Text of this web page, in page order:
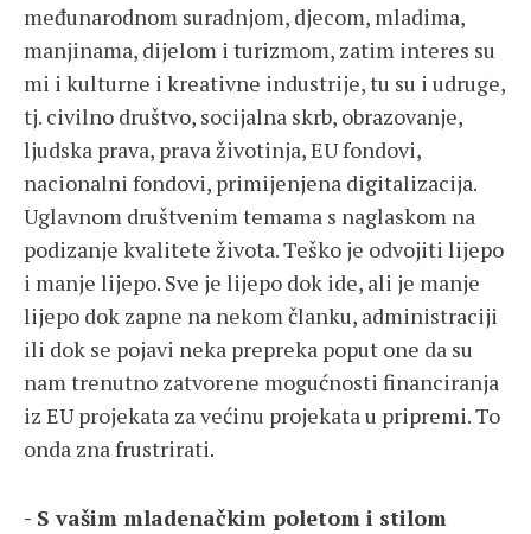
međunarodnom suradnjom, djecom, mladima,
manjinama, dijelom i turizmom, zatim interes su
mi i kulturne i kreativne industrije, tu su i udruge,
tj. civilno društvo, socijalna skrb, obrazovanje,
ljudska prava, prava životinja, EU fondovi,
nacionalni fondovi, primijenjena digitalizacija.
Uglavnom društvenim temama s naglaskom na
podizanje kvalitete života. Teško je odvojiti lijepo
i manje lijepo. Sve je lijepo dok ide, ali je manje
lijepo dok zapne na nekom članku, administraciji
ili dok se pojavi neka prepreka poput one da su
nam trenutno zatvorene mogućnosti financiranja
iz EU projekata za većinu projekata u pripremi. To
onda zna frustrirati.
- S vašim mladenačkim poletom i stilom